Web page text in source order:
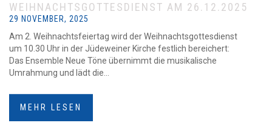
WEIHNACHTSGOTTESDIENST AM 26.12.2025
29 NOVEMBER, 2025
Am 2. Weihnachtsfeiertag wird der Weihnachtsgottesdienst
um 10.30 Uhr in der Jüdeweiner Kirche festlich bereichert:
Das Ensemble Neue Töne übernimmt die musikalische
Umrahmung und lädt die...
MEHR LESEN